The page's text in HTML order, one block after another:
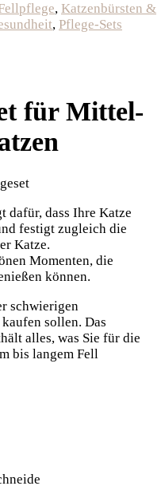
, Katzenbürsten &
, Pflege-Sets
für Mittel-
dafür, dass Ihre Katze
festigt zugleich die
Katze.
Momenten, die
können.
schwierigen
sollen. Das
alles, was Sie für die
bis langem Fell